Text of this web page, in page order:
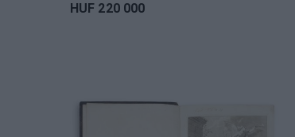
HUF 220 000